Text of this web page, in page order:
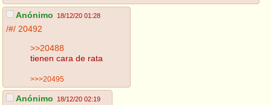
Anónimo 18/12/20 01:28
/#/ 20492
>>20488
tienen cara de rata
>>>20495
Anónimo 18/12/20 02:19